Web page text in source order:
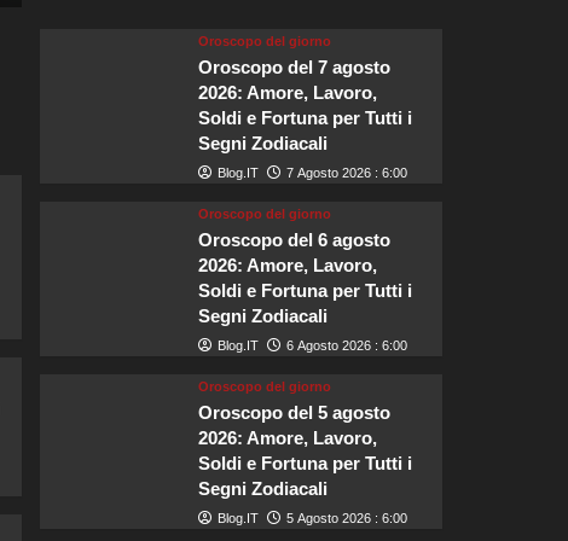
Oroscopo del giorno
Oroscopo del 7 agosto
2026: Amore, Lavoro,
Soldi e Fortuna per Tutti i
Segni Zodiacali
Blog.IT 7 Agosto 2026 : 6:00
Oroscopo del giorno
Oroscopo del 6 agosto
2026: Amore, Lavoro,
Soldi e Fortuna per Tutti i
Segni Zodiacali
Blog.IT 6 Agosto 2026 : 6:00
Oroscopo del giorno
Oroscopo del 5 agosto
2026: Amore, Lavoro,
Soldi e Fortuna per Tutti i
Segni Zodiacali
Blog.IT 5 Agosto 2026 : 6:00